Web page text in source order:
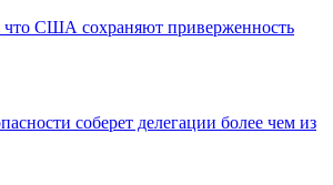
что США сохраняют приверженность
соберет делегации более чем из